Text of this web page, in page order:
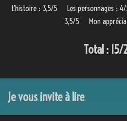
L’histoire : 3,5/5 Les personnages :
3,5/5 Mon
Total : 15/
Je vous invite à lire